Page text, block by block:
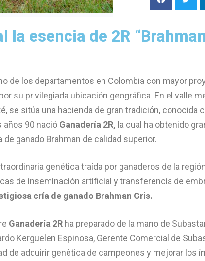
la esencia de 2R
de los departamentos en Colombia con mayor
su privilegiada ubicación geográfica. En el valle
se sitúa una hacienda de gran tradición, conocida
años 90 nació Ganadería 2R, la cual ha obtenido
de ganado Brahman de calidad superior.
genética traída por ganaderos de la
de inseminación artificial y transferencia de
cría de ganado Brahman Gris.
Ganadería 2R ha preparado de la mano de
Kerguelen Espinosa, Gerente Comercial de
de adquirir genética de campeones y mejorar los